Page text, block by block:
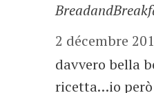
2 décembre
davvero bella
ricetta…io